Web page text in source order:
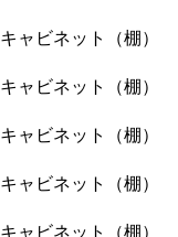
キャビネット（棚）
キャビネット（棚）
キャビネット（棚）
キャビネット（棚）
キャビネット（棚）